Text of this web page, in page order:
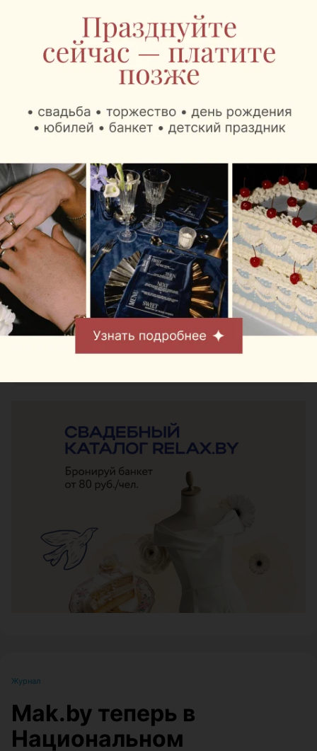
http://bookids.by/
Входные билеты:
Свободный вход для детей до 12 лет
(включительно), ветеранов ВОВ и
10 руб – детям старше 12 лет и до 17
20 руб – 1 взрослый билет
35 руб – семейный билет (2 взрослых
и дети)
Обсуждаем эту и другие новости в
нашем
Telegram-канале
Следите за нами в соцсетях
Журнал
Mak.by теперь в
Национальном